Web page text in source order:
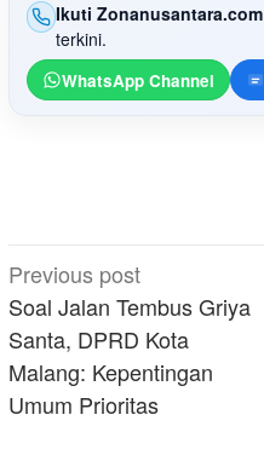
Ikuti Zonanusantara.com
terkini.
WhatsApp Channel
Post
navigation
Previous post
Soal Jalan Tembus Griya
Santa, DPRD Kota
Malang: Kepentingan
Umum Prioritas